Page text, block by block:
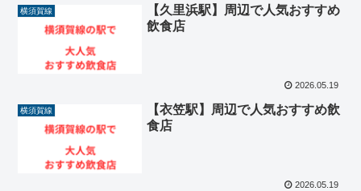
横須賀線
【久里浜駅】周辺で人気おすすめ
飲食店
2026.05.19
横須賀線
【衣笠駅】周辺で人気おすすめ飲
食店
2026.05.19